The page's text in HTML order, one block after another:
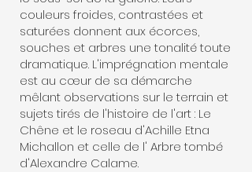
couleurs froides, contrastées et
saturées donnent aux écorces,
souches et arbres une tonalité toute
dramatique. L'imprégnation mentale
est au cœur de sa démarche
mêlant observations sur le terrain et
sujets tirés de l'histoire de l'art : Le
Chêne et le roseau d'Achille Etna
Michallon et celle de l' Arbre tombé
d'Alexandre Calame.